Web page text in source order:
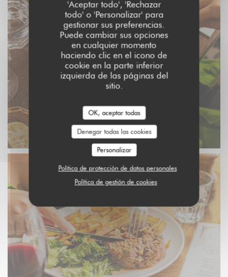
'Aceptar todo', 'Rechazar
todo' o 'Personalizar' para
gestionar sus preferencias.
Puede cambiar sus opciones
en cualquier momento
haciendo clic en el icono de
cookie en la parte inferior
izquierda de las páginas del
sitio.
OK, aceptar todas
Denegar todas las cookies
Personalizar
Política de protección de datos personales
Política de gestión de cookies